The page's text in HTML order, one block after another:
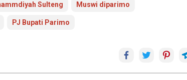
Sulteng Muswi diparimo
PJ Bupati Parimo